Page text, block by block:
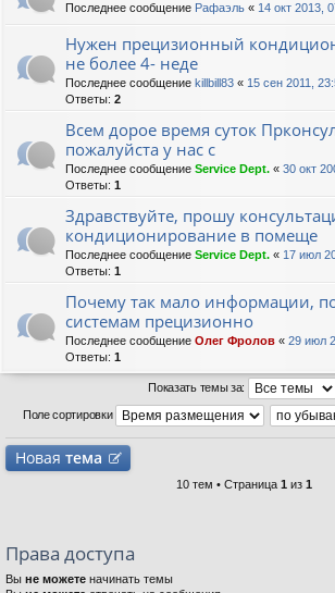
Последнее сообщение Рафаэль « 14 окт 2013,
Нужен прецизионный
не более 4- неде
Последнее сообщение killbill83 « 15 сен 2011,
Ответы: 2
Всем дорое время суток
пожалуйста у нас с
Последнее сообщение Service Dept. « 30 окт
Ответы: 1
Здравствуйте, прошу
кондиционирование в помеще
Последнее сообщение Service Dept. « 17 июл
Ответы: 1
Почему так мало информации,
системам прецизионно
Последнее сообщение Олег Фролов « 29 июл
Ответы: 1
Показать темы за:
Поле сортировки
Новая тема
10 тем • Страница 1 из 1
Права доступа
Вы не можете начинать темы